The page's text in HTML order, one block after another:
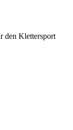
den Klettersport